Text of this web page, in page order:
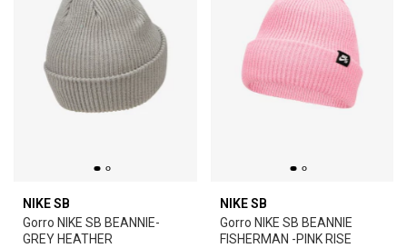
NIKE SB
Gorro NIKE SB BEANNIE-
GREY HEATHER
NIKE SB
Gorro NIKE SB BEANNIE
FISHERMAN -PINK RISE